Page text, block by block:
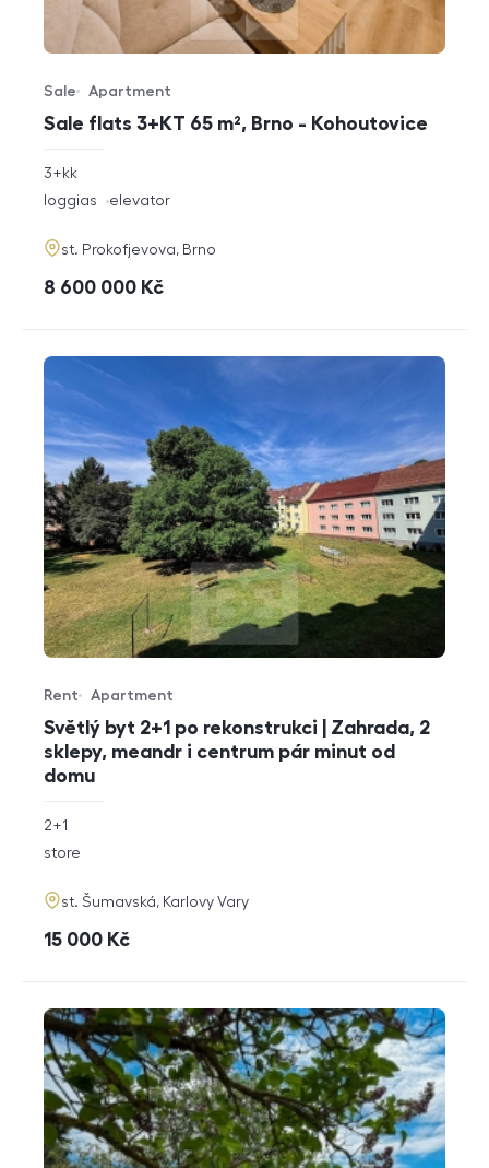
Sale flats 3+KT 65 m², Brno - Kohoutovice
Offer type
Sale
Property type
Apartment
rozměry
3+kk
funkce
loggias elevator
adresa
st. Prokofjevova, Brno
cena
8 600 000 Kč
Světlý byt 2+1 po rekonstrukci | Zahrada, 2
sklepy, meandr i centrum pár minut od
domu
Offer type
Rent
Property type
Apartment
rozměry
2+1
funkce
store
adresa
st. Šumavská, Karlovy Vary
cena
15 000 Kč